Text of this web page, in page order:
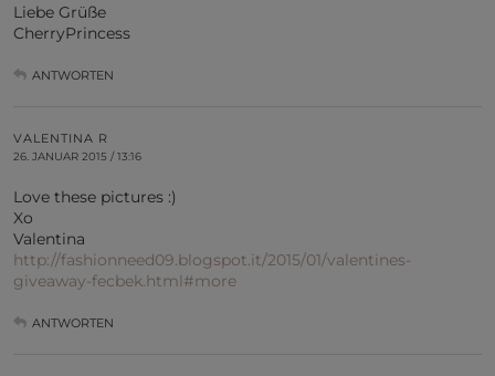
Liebe Grüße
CherryPrincess
ANTWORTEN
VALENTINA R
26. JANUAR 2015 / 13:16
Love these pictures :)
Xo
Valentina
http://fashionneed09.blogspot.it/2015/01/valentines-
giveaway-fecbek.html#more
ANTWORTEN